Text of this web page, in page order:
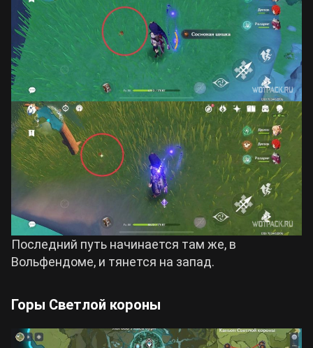
Последний путь начинается там же, в
Вольфендоме, и тянется на запад.
Горы Светлой короны